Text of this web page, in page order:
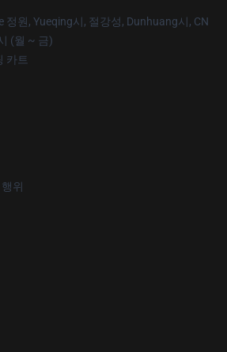
정원, Yueqing시, 절강성, Dunhuang시, CN
(월 ~ 금)
카트
위